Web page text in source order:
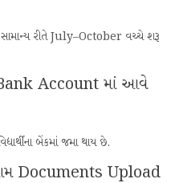
રીતે July–October વચ્ચે શરૂ
Account માં આવે
બેંકમાં જમા થાય છે.
Documents Upload